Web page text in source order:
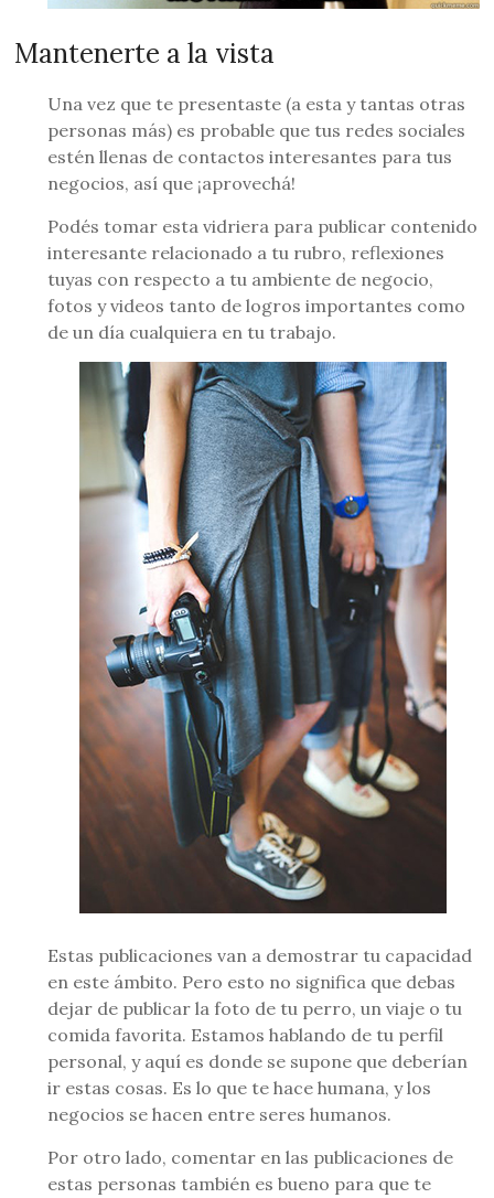
Mantenerte a la vista
Una vez que te presentaste (a esta y tantas otras
personas más) es probable que tus redes sociales
estén llenas de contactos interesantes para tus
negocios, así que ¡aprovechá!
Podés tomar esta vidriera para publicar contenido
interesante relacionado a tu rubro, reflexiones
tuyas con respecto a tu ambiente de negocio,
fotos y videos tanto de logros importantes como
de un día cualquiera en tu trabajo.
Estas publicaciones van a demostrar tu capacidad
en este ámbito. Pero esto no significa que debas
dejar de publicar la foto de tu perro, un viaje o tu
comida favorita. Estamos hablando de tu perfil
personal, y aquí es donde se supone que deberían
ir estas cosas. Es lo que te hace humana, y los
negocios se hacen entre seres humanos.
Por otro lado, comentar en las publicaciones de
estas personas también es bueno para que te